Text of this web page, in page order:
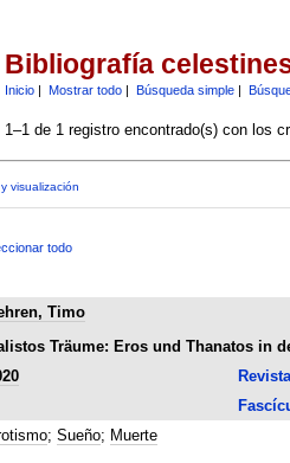
Bibliografía
Inicio| Mostrar todo| Búsqueda simple|
1–1 de 1 registro encontrado(s) con los
visualización
todo
Timo
Träume: Eros und Thanatos in
Revista
; Sueño; Muerte